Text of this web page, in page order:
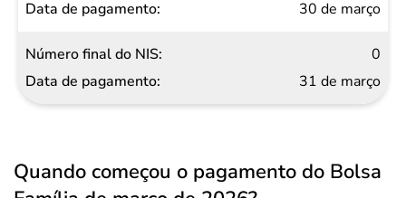
30 de março
0
31 de março
Quando começou o pagamento do Bolsa